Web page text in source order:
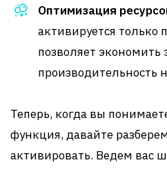
Оптимизация
активируется только
позволяет экономить
производительность
Теперь, когда вы
функция, давайте
активировать. Ведем вас